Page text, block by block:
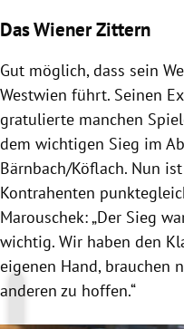
Das Wiener Zittern
Gut möglich, dass sein
Westwien führt. Seinen
gratulierte manchen
dem wichtigen Sieg im
Bärnbach/Köflach. Nun
Kontrahenten
Marouschek: „Der Sieg
wichtig. Wir haben den
eigenen Hand, brauchen
anderen zu hoffen.“